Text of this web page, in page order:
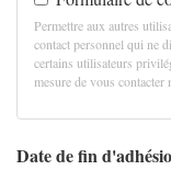
Permettre aux autres
contact personnel qui ne
certains utilisateurs
mesure de vous contacter
Date de fin